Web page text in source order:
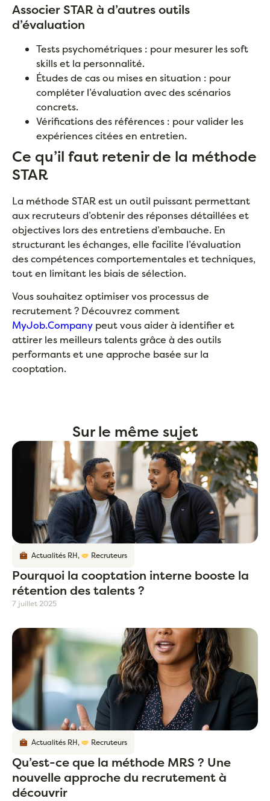
Associer STAR à d’autres outils
d’évaluation
Tests psychométriques : pour mesurer les soft
skills et la personnalité.
Études de cas ou mises en situation : pour
compléter l’évaluation avec des scénarios
concrets.
Vérifications des références : pour valider les
expériences citées en entretien.
Ce qu’il faut retenir de la méthode
STAR
La méthode STAR est un outil puissant permettant
aux recruteurs d’obtenir des réponses détaillées et
objectives lors des entretiens d’embauche. En
structurant les échanges, elle facilite l’évaluation
des compétences comportementales et techniques,
tout en limitant les biais de sélection.
Vous souhaitez optimiser vos processus de
recrutement ? Découvrez comment
MyJob.Company peut vous aider à identifier et
attirer les meilleurs talents grâce à des outils
performants et une approche basée sur la
cooptation.
Sur le même sujet
Actualités RH, Recruteurs
Pourquoi la cooptation interne booste la
rétention des talents ?
7 juillet 2025
Actualités RH, Recruteurs
Qu’est-ce que la méthode MRS ? Une
nouvelle approche du recrutement à
découvrir